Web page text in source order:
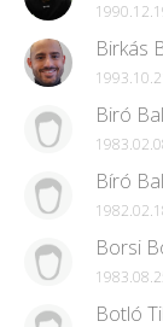
Birkás
Biró
Bíró
Borsi
Botló